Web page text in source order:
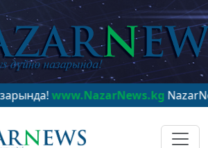
www.NazarNews.kgNazarNews -